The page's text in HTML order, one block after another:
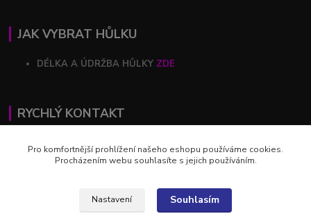
JAK VYBRAT HŮLKU
DÉLKA A ÚDRŽBA HŮLKY ZDE
RYCHLÝ KONTAKT
+420 602 446 844
Pro komfortnější prohlížení našeho eshopu používáme cookies.
Procházením webu souhlasíte s jejich používáním.
Nastavení Souhlasím